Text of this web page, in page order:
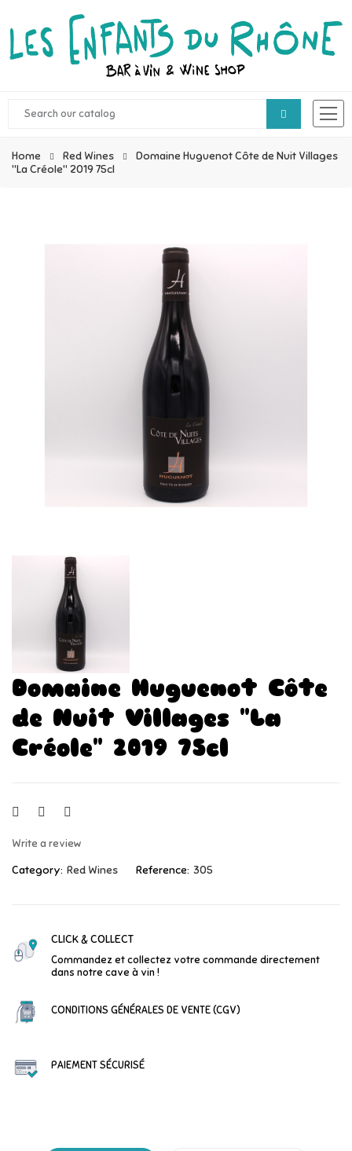
Home Red Wines
Domaine Huguenot Côte de Nuit Villages
"La Créole" 2019 75cl
Domaine Huguenot Côte
de Nuit Villages "La
Créole" 2019 75cl
Write a review
Category: Red Wines Reference: 305
CLICK & COLLECT
Commandez et collectez votre commande directement
dans notre cave à vin !
CONDITIONS GÉNÉRALES DE VENTE (CGV)
PAIEMENT SÉCURISÉ